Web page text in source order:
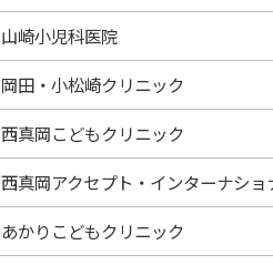
山崎小児科医院
岡田・小松崎クリニック
西真岡こどもクリニック
西真岡アクセプト・インターナショ
あかりこどもクリニック